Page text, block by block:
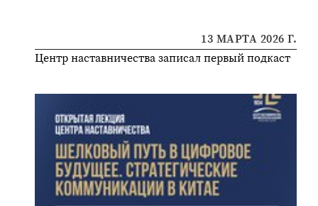
13 МАРТА 2026 Г.
Центр наставничества записал первый подкаст